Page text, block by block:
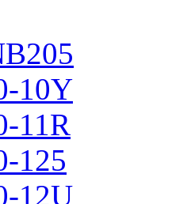
10Y
11R
125
12U